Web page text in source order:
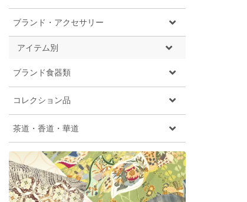
ブランド・アクセサリー
アイテム別
ブランド食器類
コレクション品
茶道・香道・華道